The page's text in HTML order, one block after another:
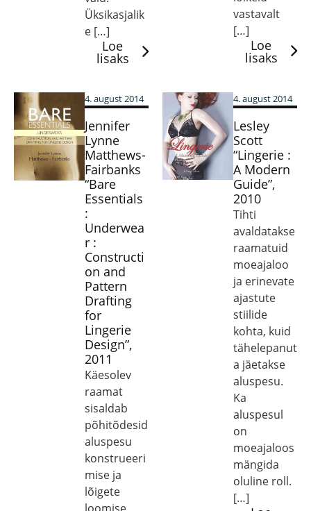
Üksikasjalik
e […]
Loe
lisaks
vastavalt
[…]
Loe
lisaks
4. august 2014
Jennifer
Lynne
Matthews-
Fairbanks
“Bare
Essentials
:
Underwea
r :
Constructi
on and
Pattern
Drafting
for
Lingerie
Design”,
2011
Käesolev
raamat
sisaldab
põhitõdesid
aluspesu
konstrueeri
mise ja
lõigete
4. august 2014
Lesley
Scott
“Lingerie :
A Modern
Guide”,
2010
Tihti
avaldatakse
raamatuid
moeajaloo
ja erinevate
ajastute
stiilide
kohta, kuid
tähelepanut
a jäetakse
aluspesu.
Ka
aluspesul
on
moeajaloos
mängida
oluline roll.
[…]